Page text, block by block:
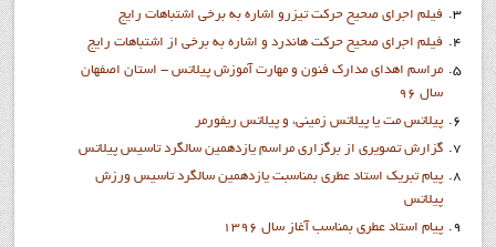
فيلم اجراي صحيح حرکت تيزرو اشاره به برخي اشتباهات رايج
فيلم اجراي صحيح حرکت هاندرد و اشاره به برخي از اشتباهات رايج
مراسم اهدای مدارک فنون و مهارت آموزش پیلاتس - استان اصفهان
سال 96
پیلاتس مت یا پیلاتس زمینی، و پیلاتس ریفورمر
گزارش تصويري از برگزاري مراسم يازدهمين سالگرد تاسيس پيلاتس
پيام تبريک استاد عطري بمناسبت يازدهمين سالگرد تاسيس ورزش
پيلاتس
پيام استاد عطري بمناسب آغاز سال 1396